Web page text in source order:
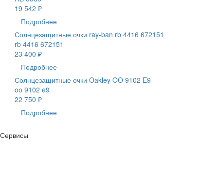
19 542 ₽
Подробнее
Солнцезащитные очки ray-ban rb 4416 672151
rb 4416 672151
23 400 ₽
Подробнее
Солнцезащитные очки Oakley OO 9102 E9
oo 9102 e9
22 750 ₽
Подробнее
Сервисы